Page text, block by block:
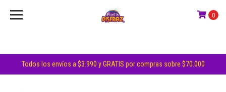
Todos los envíos a $3.990 y GRATIS por compras sobre $70.000
0